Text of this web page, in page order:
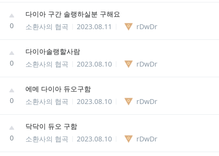
0
다이아 구간 솔랭하실분 구해요
소환사의 협곡
2023.08.11 rDwDr
0
다이아솔랭할사람
소환사의 협곡
2023.08.10 rDwDr
0
에메 다이아 듀오구함
소환사의 협곡
2023.08.10 rDwDr
0
닥닥이 듀오 구함
소환사의 협곡
2023.08.10 rDwDr